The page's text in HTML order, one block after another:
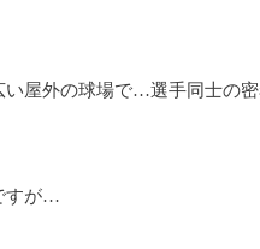
屋外の球場で…選手同士の
すが…